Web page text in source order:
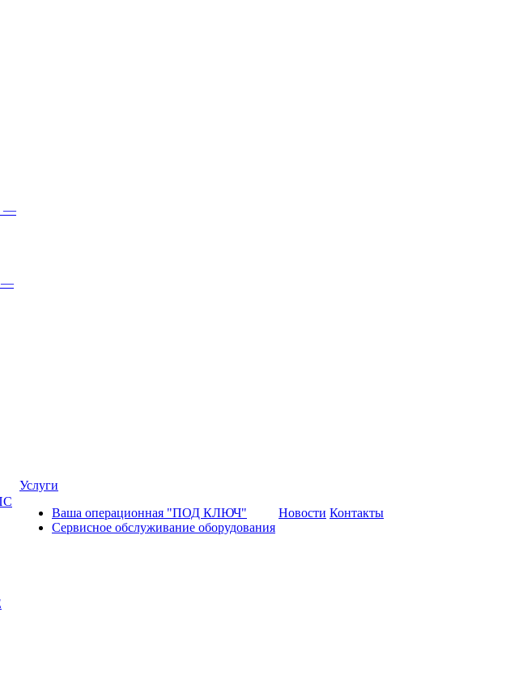
—
—
Услуги
Ваша операционная "ПОД КЛЮЧ"
Сервисное обслуживание оборудования
Новости Контакты